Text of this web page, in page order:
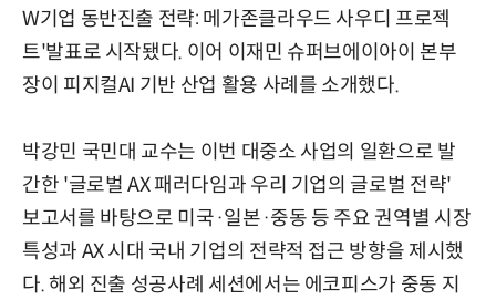
W기업 동반진출 전략: 메가존클라우드 사우디 프로젝
트'발표로 시작됐다. 이어 이재민 슈퍼브에이아이 본부
장이 피지컬AI 기반 산업 활용 사례를 소개했다.
박강민 국민대 교수는 이번 대중소 사업의 일환으로 발
간한 '글로벌 AX 패러다임과 우리 기업의 글로벌 전략'
보고서를 바탕으로 미국·일본·중동 등 주요 권역별 시장
특성과 AX 시대 국내 기업의 전략적 접근 방향을 제시했
다. 해외 진출 성공사례 세션에서는 에코피스가 중동 지